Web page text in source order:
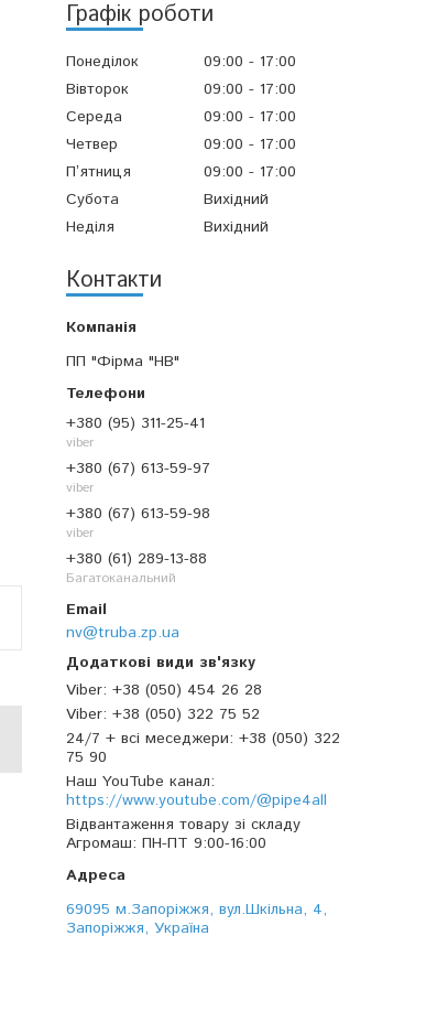
Графік роботи
Понеділок 09:00
17:00
Вівторок
09:00
17:00
Середа
09:00
17:00
Четвер
09:00
17:00
Пʼятниця
09:00
17:00
Субота
Вихідний
Неділя
Вихідний
Контакти
ПП "Фірма "НВ"
+380 (95) 311-25-41
viber
+380 (67) 613-59-97
viber
+380 (67) 613-59-98
viber
+380 (61) 289-13-88
Багатоканальний
nv@truba.zp.ua
Viber +38 (050) 454 26 28
Viber +38 (050) 322 75 52
24/7 + всі меседжери +38 (050) 322
75 90
Наш YouTube канал
https://www.youtube.com/@pipe4all
Відвантаження товару зі складу
Агромаш ПН-ПТ 9:00-16:00
69095 м.Запоріжжя, вул.Шкільна, 4,
Запоріжжя, Україна